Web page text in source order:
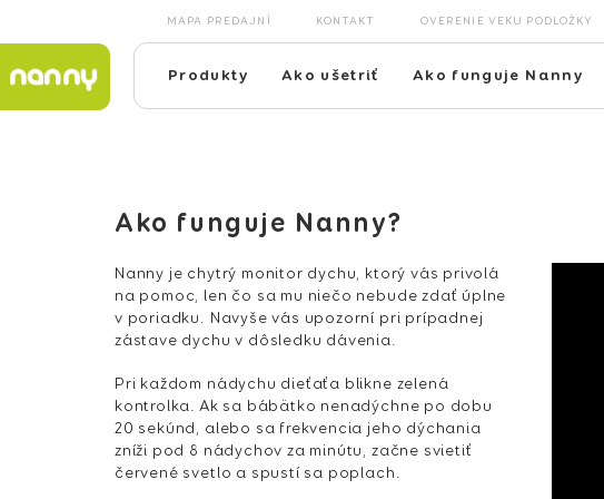
MAPA PREDAJNÍ KONTAKT OVERENIE VEKU PODLOŽKY
Produkty Ako ušetriť Ako funguje Nanny
Ako funguje Nanny?
Nanny je chytrý monitor dychu, ktorý vás privolá
na pomoc, len čo sa mu niečo nebude zdať úplne
v poriadku. Navyše vás upozorní pri prípadnej
zástave dychu v dôsledku dávenia.
Pri každom nádychu dieťaťa blikne zelená
kontrolka. Ak sa bábätko nenadýchne po dobu
20 sekúnd, alebo sa frekvencia jeho dýchania
zníži pod 8 nádychov za minútu, začne svietiť
červené svetlo a spustí sa poplach.